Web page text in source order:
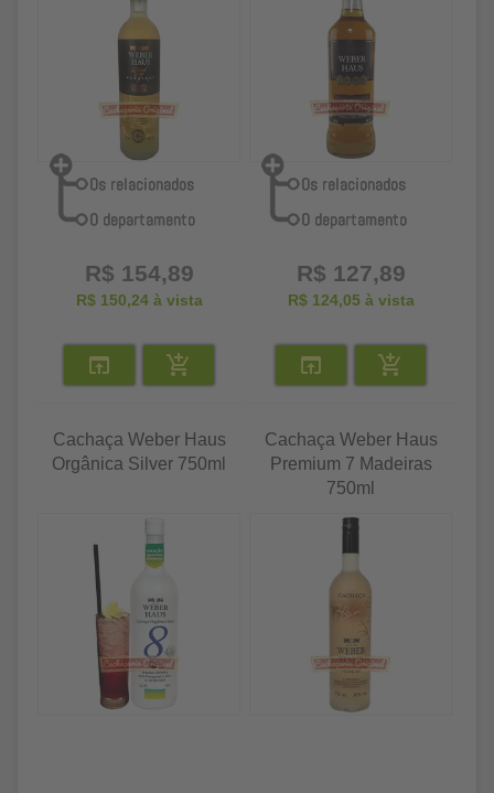
R$ 154,89
R$ 150,24à vista
R$ 127,89
R$ 124,05à vista
Cachaça Weber Haus
Orgânica Silver 750ml
Cachaça Weber Haus
Premium 7 Madeiras
750ml